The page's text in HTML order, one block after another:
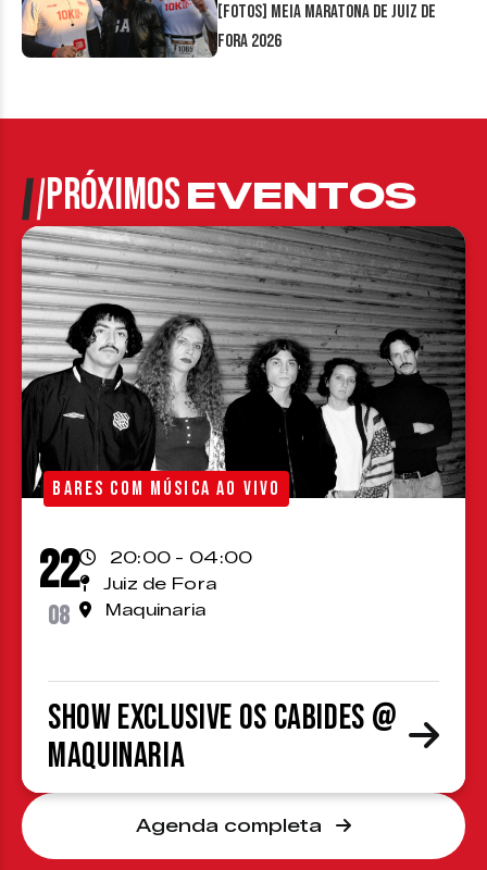
[FOTOS] Meia Maratona de Juiz de
Fora 2026
PRÓXIMOSEVENTOS
BARES COM MÚSICA AO VIVO
22
08
20:00 - 04:00
Juiz de Fora
Maquinaria
Show Exclusive Os Cabides @
Maquinaria
Agenda completa